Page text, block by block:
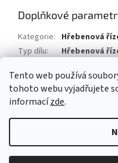
Tento web používá
tohoto webu vyjadřujete
informacízde.
Doplňkové
Kategorie: Hřebenová
Typ dílu:
Hřebenová
Copyright 2026AUTOSV -